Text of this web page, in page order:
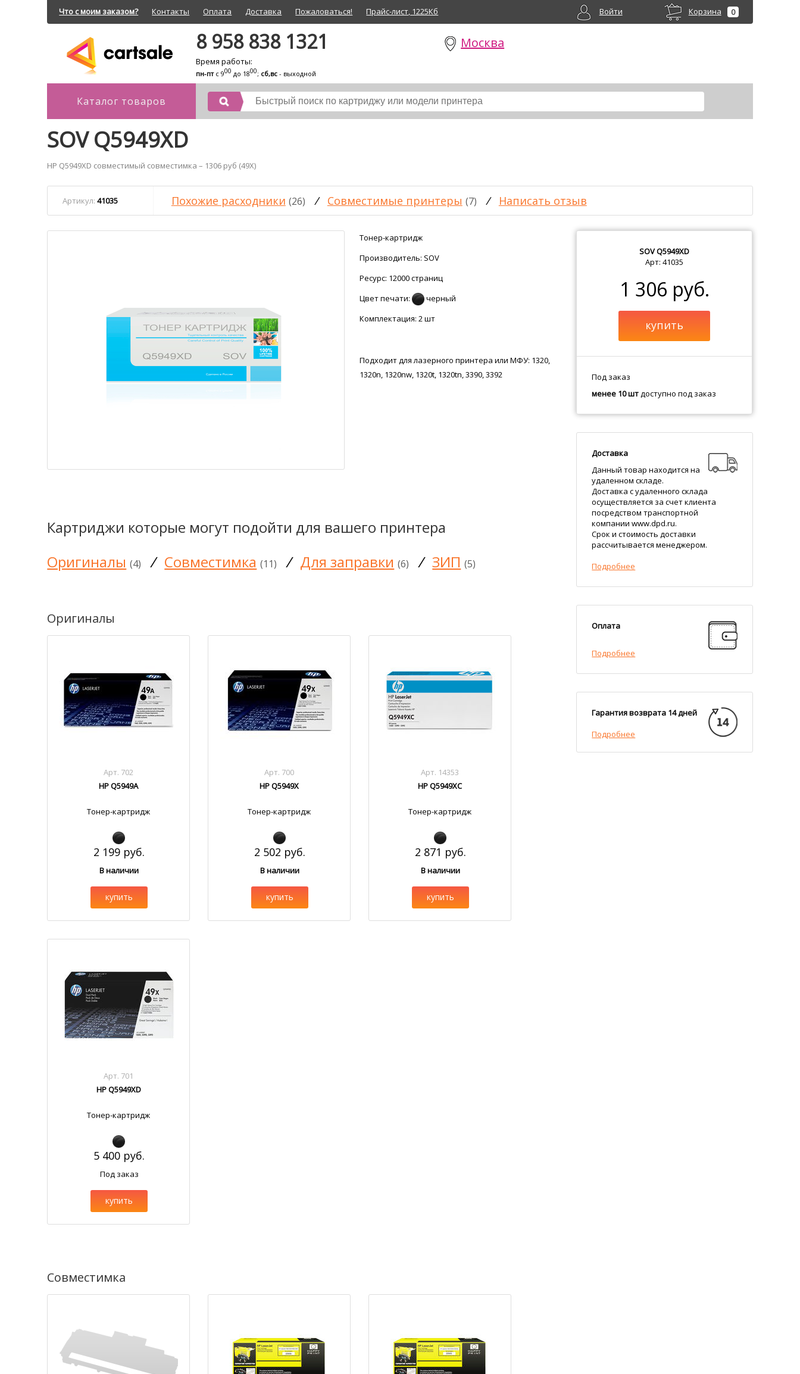
Что с моим заказом? Контакты Оплата Доставка Пожаловаться! Прайс-лист, 1225Кб Корзина 0
Войти
8 958 838 1321
Время работы:
пн-птс 900 до 1800; сб,вс - выходной
Москва
Каталог товаров
SOV Q5949XD
HP Q5949XD совместимый совместимка – 1306 руб (49X)
Артикул: 41035 Похожие расходники (26) / Совместимые принтеры (7) / Написать отзыв
Тонер-картридж
Производитель: SOV
Ресурс: 12000 страниц
Цвет печати:
черный
Комплектация: 2 шт
Подходит для лазерного принтера или МФУ: 1320,
1320n, 1320nw, 1320t, 1320tn, 3390, 3392
Картриджи которые могут подойти для вашего принтера
Оригиналы (4) / Совместимка (11) / Для заправки (6) / ЗИП (5)
Оригиналы
Арт. 702
HP Q5949A
Тонер-картридж
2 199 руб.
В наличии
купить
Арт. 700
HP Q5949X
Тонер-картридж
2 502 руб.
В наличии
купить
Арт. 14353
HP Q5949XC
Тонер-картридж
2 871 руб.
В наличии
купить
Арт. 701
HP Q5949XD
Тонер-картридж
5 400 руб.
Под заказ
купить
Совместимка
SOVQ5949XD
Арт: 41035
1 306 руб.
купить
Под заказ
менее 10 штдоступно под заказ
Доставка
Данный товар находится на
удаленном складе.
Доставка с удаленного склада
осуществляется за счет клиента
посредством транспортной
компании www.dpd.ru.
Срок и стоимость доставки
рассчитывается менеджером.
Подробнее
Оплата
Подробнее
Гарантия возврата 14 дней
Подробнее